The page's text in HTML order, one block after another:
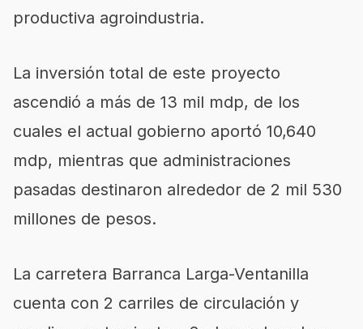
productiva agroindustria.
La inversión total de este proyecto
ascendió a más de 13 mil mdp, de los
cuales el actual gobierno aportó 10,640
mdp, mientras que administraciones
pasadas destinaron alrededor de 2 mil 530
millones de pesos.
La carretera Barranca Larga-Ventanilla
cuenta con 2 carriles de circulación y